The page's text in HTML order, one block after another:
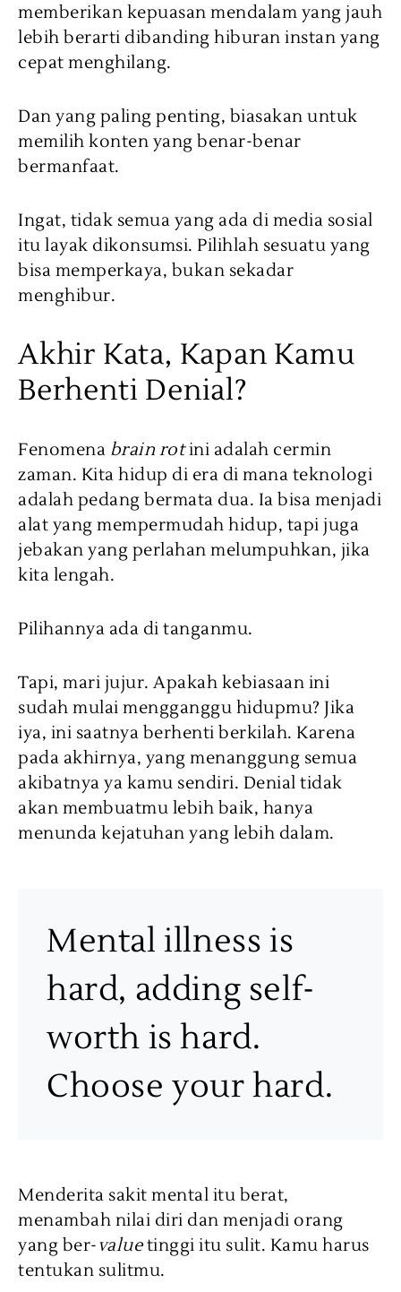
memberikan kepuasan mendalam yang jauh
lebih berarti dibanding hiburan instan yang
cepat menghilang.
Dan yang paling penting, biasakan untuk
memilih konten yang benar-benar
bermanfaat.
Ingat, tidak semua yang ada di media sosial
itu layak dikonsumsi. Pilihlah sesuatu yang
bisa memperkaya, bukan sekadar
menghibur.
Akhir Kata, Kapan Kamu
Berhenti Denial?
Fenomena brain rotini adalah cermin
zaman. Kita hidup di era di mana teknologi
adalah pedang bermata dua. Ia bisa menjadi
alat yang mempermudah hidup, tapi juga
jebakan yang perlahan melumpuhkan, jika
kita lengah.
Pilihannya ada di tanganmu.
Tapi, mari jujur. Apakah kebiasaan ini
sudah mulai mengganggu hidupmu? Jika
iya, ini saatnya berhenti berkilah. Karena
pada akhirnya, yang menanggung semua
akibatnya ya kamu sendiri. Denial tidak
akan membuatmu lebih baik, hanya
menunda kejatuhan yang lebih dalam.
Mental illness is
hard, adding self-
worth is hard.
Choose your hard.
Menderita sakit mental itu berat,
menambah nilai diri dan menjadi orang
yang ber-valuetinggi itu sulit. Kamu harus
tentukan sulitmu.